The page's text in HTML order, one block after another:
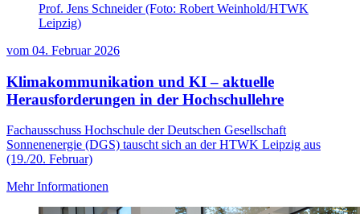
Prof. Jens Schneider (Foto: Robert Weinhold/HTWK
Leipzig)
vom 04. Februar 2026
Klimakommunikation und KI – aktuelle
Herausforderungen in der Hochschullehre
Fachausschuss Hochschule der Deutschen Gesellschaft
Sonnenenergie (DGS) tauscht sich an der HTWK Leipzig aus
(19./20. Februar)
Mehr Informationen